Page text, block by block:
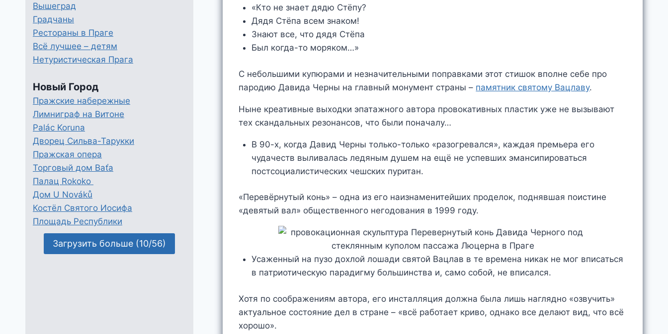
«Кто не знает дядю Стёпу?
Дядя Стёпа всем знаком!
Знают все, что дядя Стёпа
Был когда-то моряком…»
С небольшими купюрами и незначительными поправками этот стишок вполне себе про
пародию Давида Черны на главный монумент страны – памятник святому Вацлаву.
Ныне креативные выходки эпатажного автора провокативных пластик уже не вызывают
тех скандальных резонансов, что были поначалу…
В 90-х, когда Давид Черны только-только «разогревался», каждая премьера его
чудачеств выливалась ледяным душем на ещё не успевших эмансипироваться
постсоциалистических чешских пуритан.
«Перевёрнутый конь» – одна из его наизнаменитейших проделок, поднявшая поистине
«девятый вал» общественного негодования в 1999 году.
Усаженный на пузо дохлой лошади святой Вацлав в те времена никак не мог вписаться
в патриотическую парадигму большинства и, само собой, не вписался.
Хотя по соображениям автора, его инсталляция должна была лишь наглядно «озвучить»
актуальное состояние дел в стране – «всё работает криво, однако все делают вид, что всё
хорошо».
Вышеград
Градчаны
Рестораны в Праге
Всё лучшее – детям
Нетуристическая Прага
Новый Город
Пражские набережные
Лимниграф на Витоне
Palác Koruna
Дворец Сильва-Тарукки
Пражская опера
Торговый дом Baťa
Палац Rokoko
Дом U Nováků
Костёл Святого Иосифа
Площадь Республики
Загрузить больше (10/56)